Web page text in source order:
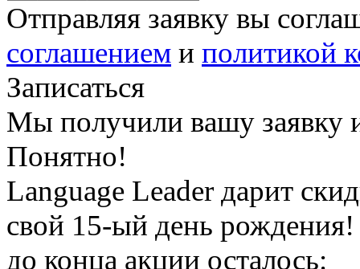
Отправляя заявку вы
соглашением и политикой
Записаться
Мы получили вашу заявку
Понятно!
Language Leader дарит
свой 15-ый день рождения!
до конца акции осталось: